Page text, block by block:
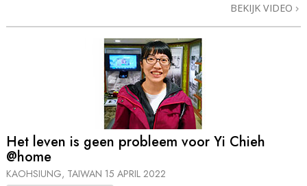
BEKIJK VIDEO
Het leven is geen probleem voor Yi Chieh
@home
KAOHSIUNG, TAIWAN 15 APRIL 2022